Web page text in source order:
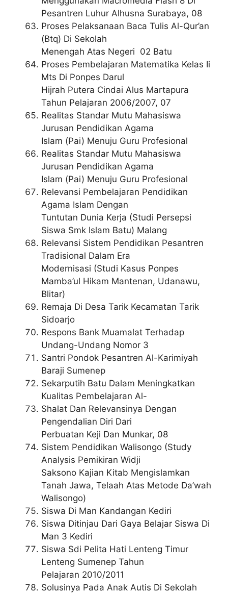
Pesantren Luhur Alhusna Surabaya, 08
Proses Pelaksanaan Baca Tulis Al-Qur’an
(Btq) Di Sekolah
Menengah Atas Negeri 02 Batu
Proses Pembelajaran Matematika Kelas Ii
Mts Di Ponpes Darul
Hijrah Putera Cindai Alus Martapura
Tahun Pelajaran 2006/2007, 07
Realitas Standar Mutu Mahasiswa
Jurusan Pendidikan Agama
Islam (Pai) Menuju Guru Profesional
Realitas Standar Mutu Mahasiswa
Jurusan Pendidikan Agama
Islam (Pai) Menuju Guru Profesional
Relevansi Pembelajaran Pendidikan
Agama Islam Dengan
Tuntutan Dunia Kerja (Studi Persepsi
Siswa Smk Islam Batu) Malang
Relevansi Sistem Pendidikan Pesantren
Tradisional Dalam Era
Modernisasi (Studi Kasus Ponpes
Mamba’ul Hikam Mantenan, Udanawu,
Blitar)
Remaja Di Desa Tarik Kecamatan Tarik
Sidoarjo
Respons Bank Muamalat Terhadap
Undang-Undang Nomor 3
Santri Pondok Pesantren Al-Karimiyah
Baraji Sumenep
Sekarputih Batu Dalam Meningkatkan
Kualitas Pembelajaran Al-
Shalat Dan Relevansinya Dengan
Pengendalian Diri Dari
Perbuatan Keji Dan Munkar, 08
Sistem Pendidikan Walisongo (Study
Analysis Pemikiran Widji
Saksono Kajian Kitab Mengislamkan
Tanah Jawa, Telaah Atas Metode Da’wah
Walisongo)
Siswa Di Man Kandangan Kediri
Siswa Ditinjau Dari Gaya Belajar Siswa Di
Man 3 Kediri
Siswa Sdi Pelita Hati Lenteng Timur
Lenteng Sumenep Tahun
Pelajaran 2010/2011
Solusinya Pada Anak Autis Di Sekolah